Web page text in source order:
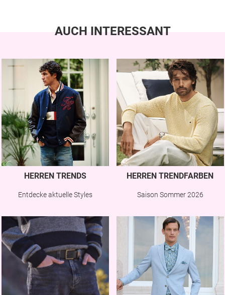
AUCH INTERESSANT
HERREN TRENDS
Entdecke aktuelle Styles
HERREN TRENDFARBEN
Saison Sommer 2026